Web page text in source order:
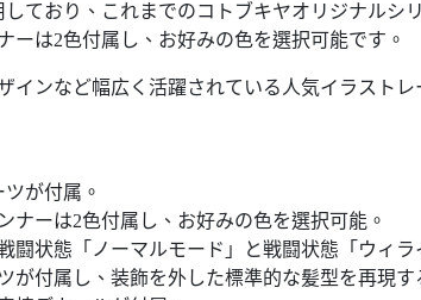
ており、これまでのコトブキヤオリジナルシ
ーは2色付属し、お好みの色を選択可能です。
インなど幅広く活躍されている人気イラスト
が付属。
ナーは2色付属し、お好みの色を選択可能。
闘状態「ノーマルモード」と戦闘状態「ウィ
が付属し、装飾を外した標準的な髪型を再現す